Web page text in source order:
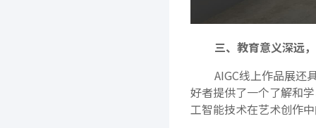
三、教育意义深远
AIGC线上作品展还
好者提供了一个了解和
工智能技术在艺术创作